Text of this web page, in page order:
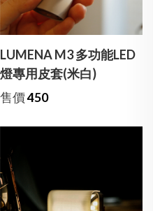
LUMENA M3 多功能LED
燈專用皮套(米白)
售價450